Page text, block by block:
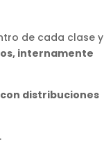
de cada clase y
internamente
distribuciones